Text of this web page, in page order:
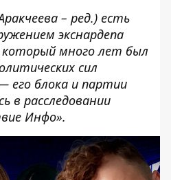
– ред.) есть
экснардепа
много лет был
сил
его блока и партии
в расследовании
Инфо».